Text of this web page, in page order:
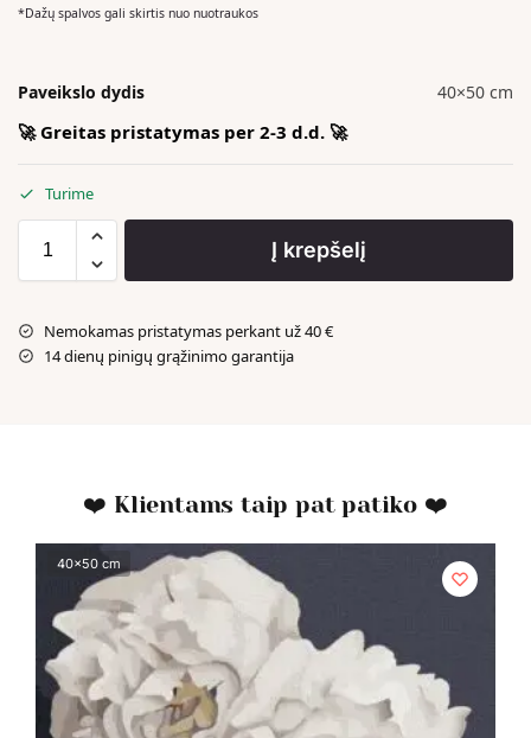
*Dažų spalvos gali skirtis nuo nuotraukos
Paveikslo dydis 40×50 cm
🚀 Greitas pristatymas per 2-3 d.d. 🚀
Turime
Į krepšelį
Nemokamas pristatymas perkant už 40 €
14 dienų pinigų grąžinimo garantija
❤️ Klientams taip pat patiko ❤️
40x50 cm